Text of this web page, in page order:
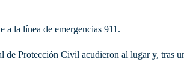
a la línea de emergencias 911.
Protección Civil acudieron al lugar y, tras